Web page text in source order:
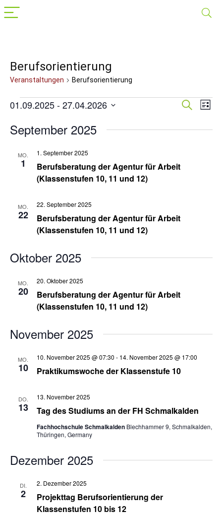
Berufsorientierung
Veranstaltungen Berufsorientierung
Veranstaltungen
und
Suche
Liste
01.09.2025 - 27.04.2026
wählen.
September 2025
MO.
1
Berufsberatung der Agentur für Arbeit
(Klassenstufen 10, 11 und 12)
1. September 2025
MO.
22
Berufsberatung der Agentur für Arbeit
(Klassenstufen 10, 11 und 12)
22. September 2025
Oktober 2025
MO.
20
Berufsberatung der Agentur für Arbeit
(Klassenstufen 10, 11 und 12)
20. Oktober 2025
November 2025
MO.
10 Praktikumswoche der Klassenstufe 10
10. November 2025 @ 07:30 - 14. November 2025 @ 17:00
DO.
13 Tag des Studiums an der FH Schmalkalden
13. November 2025
Fachhochschule Schmalkalden Blechhammer 9, Schmalkalden,
Thüringen, Germany
Dezember 2025
DI.
2
Projekttag Berufsorientierung der
Klassenstufen 10 bis 12
2. Dezember 2025